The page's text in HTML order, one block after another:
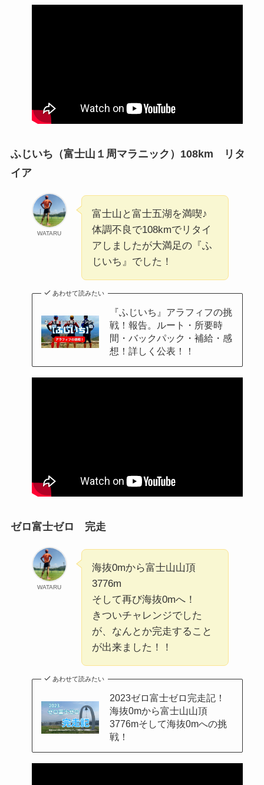
ふじいち（富士山１周マラニック）108km リタ
イア
WATARU
富士山と富士五湖を満喫♪
体調不良で108kmでリタイ
アしましたが大満足の『ふ
じいち』でした！
あわせて読みたい
『ふじいち』アラフィフの挑
戦！報告。ルート・所要時
間・バックパック・補給・感
想！詳しく公表！！
ゼロ富士ゼロ 完走
WATARU
海抜0mから富士山山頂
3776m
そして再び海抜0mへ！
きついチャレンジでした
が、なんとか完走すること
が出来ました！！
あわせて読みたい
2023ゼロ富士ゼロ完走記！
海抜0mから富士山山頂
3776mそして海抜0mへの挑
戦！